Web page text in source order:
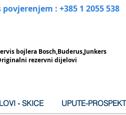
: +385 1 2055 538
bojlera Bosch,Buderus,Junkers
rezervni dijelovi
- SKICE UPUTE-